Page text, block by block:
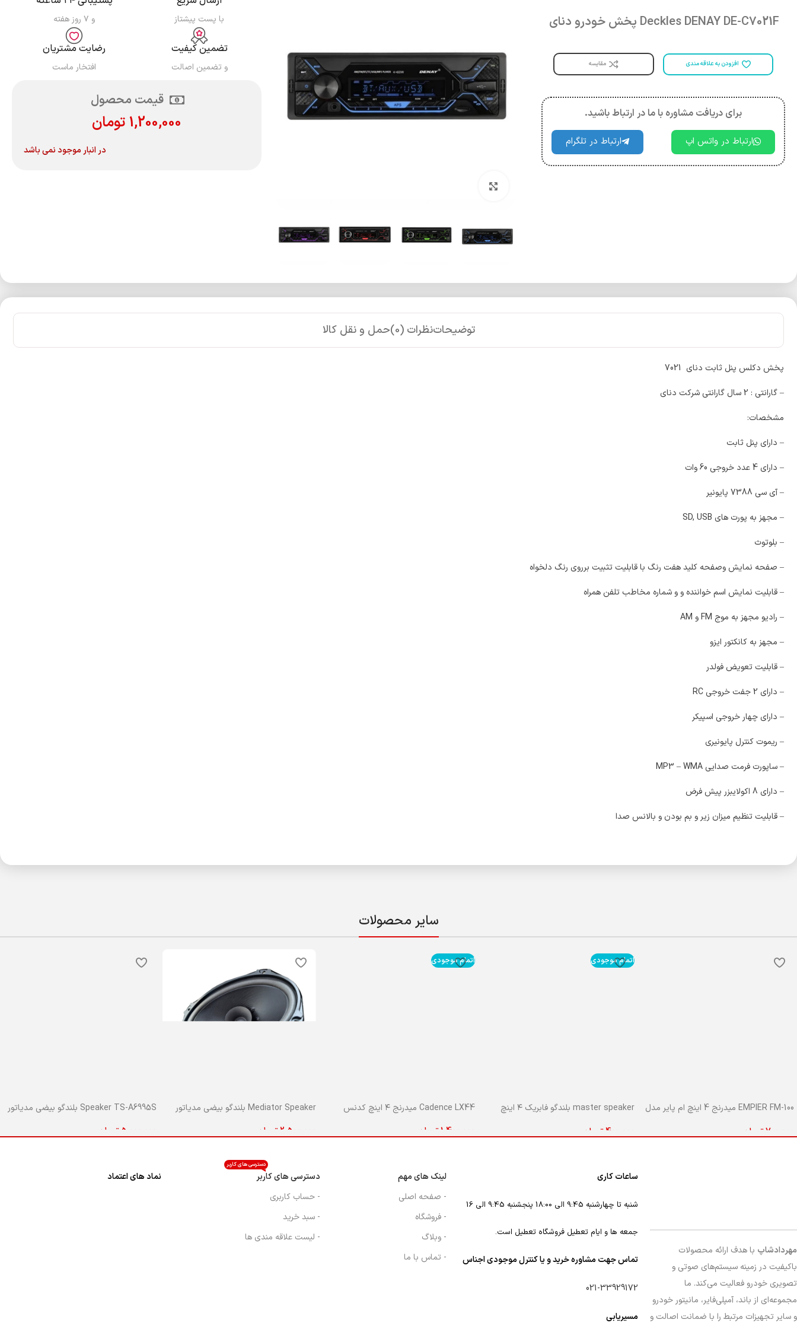
Deckles DENAY DE-C7021F پخش خودرو دنای
افزودن به علاقه مندی مقایسه
برای دریافت مشاوره با ما در ارتباط باشید.
ارتباط در واتس اپ ارتباط در تلگرام
با پست پیشتاز و ۷ روز هفته
تضمین کیفیت
و تضمین اصالت
رضایت مشتریان
افتخار ماست
قیمت محصول
1,200,000 تومان
در انبار موجود نمی باشد
توضیحاتنظرات (0) حمل و نقل کالا
پخش دکلس پنل ثابت دنای 7021
– گارانتی : 2 سال گارانتی شرکت دنای
مشخصات:
– دارای پنل ثابت
– دارای 4 عدد خروجی 60 وات
– آی سی 7388 پایونیر
– مجهز به پورت های SD, USB
– بلوتوث
– صفحه نمایش وصفحه کلید هفت رنگ با قابلیت تثبیت برروی رنگ دلخواه
– قابلیت نمایش اسم خواننده و و شماره مخاطب تلفن همراه
– رادیو مجهز به موج FM و AM
– مجهز به کانکتور ایزو
– قابلیت تعویض فولدر
– دارای 2 جفت خروجی RC
– دارای چهار خروجی اسپیکر
– ریموت کنترل پایونیری
– ساپورت فرمت صدایی MP3 – WMA
– دارای 8 اکولایبزر پیش فرض
– قابلیت تنظیم میزان زیر و بم بودن و بالانس صدا
سایر محصولات
EMPIER FM-100 میدرنج 4 اینچ ام پایر مدل
700,000تومان
اتمام موجودی
master speaker بلندگو فابریک ۴ اینچ
400,000تومان
اتمام موجودی
Cadence LX44 میدرنج ۴ اینچ کدنس
1,400,000تومان
Mediator Speaker بلندگو بیضی مدیاتور
2,500,000تومان
Speaker TS-A6995S بلندگو بیضی مدیاتور
5,000,000 تومان
مهردادشاپ با هدف ارائه محصولات
باکیفیت در زمینه سیستم‌های صوتی و
تصویری خودرو فعالیت می‌کند. ما
مجموعه‌ای از باند، آمپلی‌فایر، مانیتور خودرو
و سایر تجهیزات مرتبط را با ضمانت اصالت و
ساعات کاری
شنبه تا چهارشنبه 9:45 الی 18:00 پنجشنبه 9:45 الی 16
جمعه ها و ایام تعطیل فروشگاه تعطیل است.
تماس جهت مشاوره خرید و یا کنترل موجودی اجناس
021-33929172
مسیریابی
لینک های مهم
- صفحه اصلی
- فروشگاه
- وبلاگ
- تماس با ما
دسترسی های کاربر
دسترسی های کاربر
- حساب کاربری
- سبد خرید
- لیست علاقه مندی ها
نماد های اعتماد